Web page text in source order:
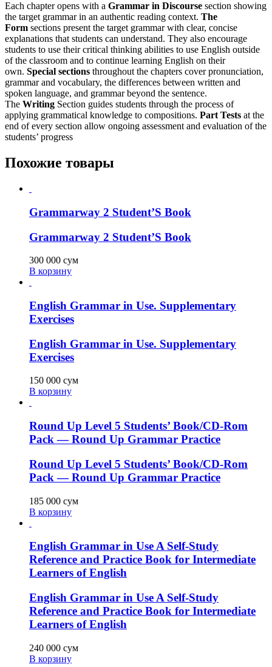
Each chapter opens with a Grammar in Discourse section showing
the target grammar in an authentic reading context. The
Form sections present the target grammar with clear, concise
explanations that students can understand. They also encourage
students to use their critical thinking abilities to use English outside
of the classroom and to continue learning English on their
own. Special sections throughout the chapters cover pronunciation,
grammar and vocabulary, the differences between written and
spoken language, and grammar beyond the sentence.
The Writing Section guides students through the process of
applying grammatical knowledge to compositions. Part Tests at the
end of every section allow ongoing assessment and evaluation of the
students’ progress
Похожие товары
Grammarway 2 Student’S Book
Grammarway 2 Student’S Book
300 000 сум
В корзину
English Grammar in Use. Supplementary
Exercises
English Grammar in Use. Supplementary
Exercises
150 000 сум
В корзину
Round Up Level 5 Students’ Book/CD-Rom
Pack — Round Up Grammar Practice
Round Up Level 5 Students’ Book/CD-Rom
Pack — Round Up Grammar Practice
185 000 сум
В корзину
English Grammar in Use A Self-Study
Reference and Practice Book for Intermediate
Learners of English
English Grammar in Use A Self-Study
Reference and Practice Book for Intermediate
Learners of English
240 000 сум
В корзину